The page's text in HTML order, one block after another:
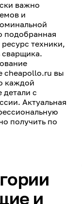
важно
и
подобранная
техники,
сварщика.
cheapollo.ru вы
каждой
с
Актуальная
получить по
и